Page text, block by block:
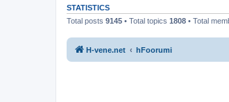
STATISTICS
Total posts 9145 • Total topics 1808 • Total
H-vene.net hFoorumi